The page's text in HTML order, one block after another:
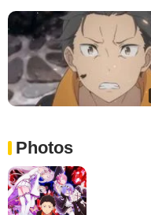
Photos